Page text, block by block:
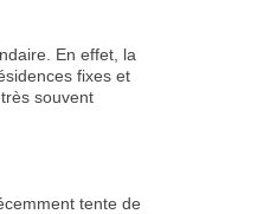
En effet, la
fixes et
souvent
tente de